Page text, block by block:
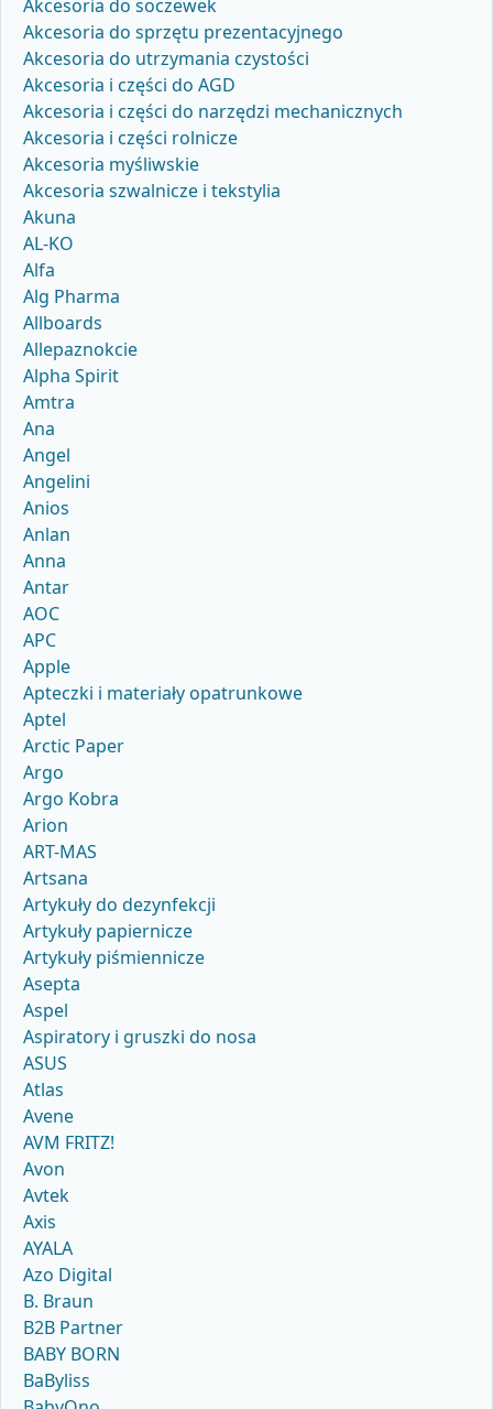
Akcesoria do soczewek
Akcesoria do sprzętu prezentacyjnego
Akcesoria do utrzymania czystości
Akcesoria i części do AGD
Akcesoria i części do narzędzi mechanicznych
Akcesoria i części rolnicze
Akcesoria myśliwskie
Akcesoria szwalnicze i tekstylia
Akuna
AL-KO
Alfa
Alg Pharma
Allboards
Allepaznokcie
Alpha Spirit
Amtra
Ana
Angel
Angelini
Anios
Anlan
Anna
Antar
AOC
APC
Apple
Apteczki i materiały opatrunkowe
Aptel
Arctic Paper
Argo
Argo Kobra
Arion
ART-MAS
Artsana
Artykuły do dezynfekcji
Artykuły papiernicze
Artykuły piśmiennicze
Asepta
Aspel
Aspiratory i gruszki do nosa
ASUS
Atlas
Avene
AVM FRITZ!
Avon
Avtek
Axis
AYALA
Azo Digital
B. Braun
B2B Partner
BABY BORN
BaByliss